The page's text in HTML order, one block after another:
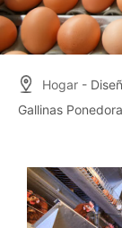
Hogar -
Gallinas